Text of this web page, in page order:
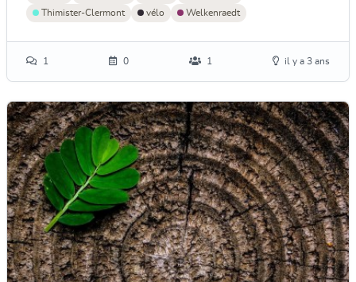
Thimister-Clermont
vélo Welkenraedt
1 0 1 il y a 3 ans